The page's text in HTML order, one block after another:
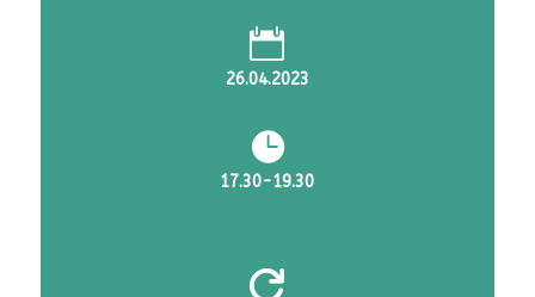

26.04.2023

17.30-19.30
